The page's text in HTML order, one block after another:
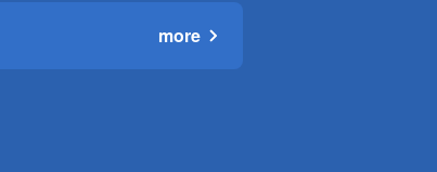
more